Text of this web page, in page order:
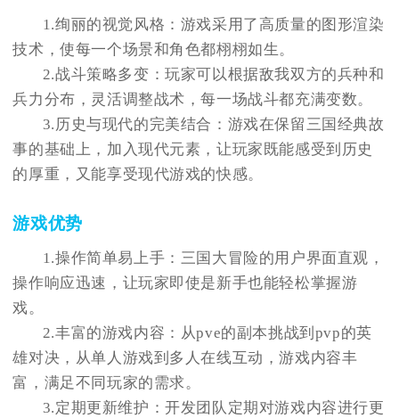
1.绚丽的视觉风格：游戏采用了高质量的图形渲染
技术，使每一个场景和角色都栩栩如生。
2.战斗策略多变：玩家可以根据敌我双方的兵种和
兵力分布，灵活调整战术，每一场战斗都充满变数。
3.历史与现代的完美结合：游戏在保留三国经典故
事的基础上，加入现代元素，让玩家既能感受到历史
的厚重，又能享受现代游戏的快感。
游戏优势
1.操作简单易上手：三国大冒险的用户界面直观，
操作响应迅速，让玩家即使是新手也能轻松掌握游
戏。
2.丰富的游戏内容：从pve的副本挑战到pvp的英
雄对决，从单人游戏到多人在线互动，游戏内容丰
富，满足不同玩家的需求。
3.定期更新维护：开发团队定期对游戏内容进行更